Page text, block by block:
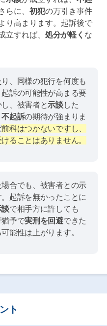
らに、 初犯の万引き事件
り高まります。起訴後で
立すれば、 処分が軽く な
、同様の犯行を何度も
訴の可能性が高まる要
、被害者と示談した
不起訴の期待が強まりま
前科はつかないですし、
ることはありません。
合でも、被害者との示
起訴を無かったことに
談で相手方に許しても
猶予で実刑を回避できた
能性は上がります。
ト